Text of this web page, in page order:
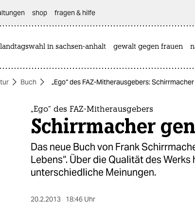
shop fragen & hilfe
landtagswahl in sachsen-anhalt gewalt gegen frauen
Buch „Ego“ des FAZ-Mitherausgebers:
„Ego“ des FAZ-Mitherausgebers
Schirrmacher
Das neue Buch von Frank
Lebens“. Über die Qualität des
unterschiedliche Meinungen.
20.2.2013 18:46 Uhr